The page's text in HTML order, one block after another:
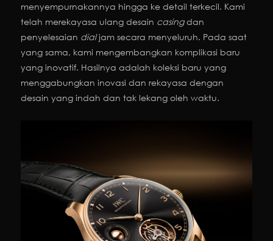
menyempurnakannya hingga ke detail terkecil. Kami
telah merekayasa ulang desain casingdan
penyelesaian dialjam secara menyeluruh. Pada saat
yang sama, kami mengembangkan komplikasi baru
yang inovatif. Hasilnya adalah koleksi baru yang
menggabungkan inovasi dan rekayasa dengan
desain yang indah dan tak lekang oleh waktu.